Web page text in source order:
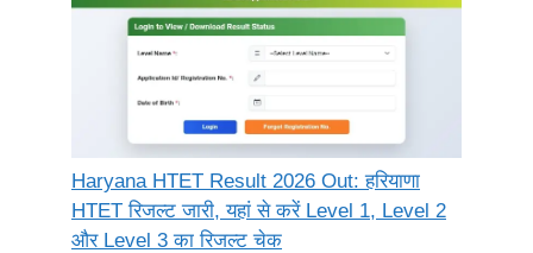
Haryana HTET Result 2026 Out: हरियाणा
HTET रिजल्ट जारी, यहां से करें Level 1, Level 2
और Level 3 का रिजल्ट चेक